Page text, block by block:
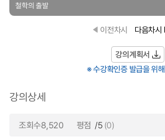
철학의 출발
이전차시 다음차시
강의계획서
※ 수강확인증 발급을 위
강의상세
조회수8,520 평점 /5 (0)